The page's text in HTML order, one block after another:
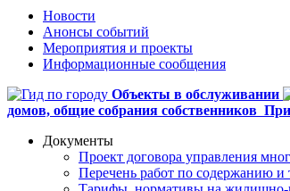
Новости
Анонсы событий
Мероприятия и проекты
Информационные сообщения
Объекты в обслуживании
домов, общие собрания собственников
Документы
Проект договора управления
Перечень работ по содержанию